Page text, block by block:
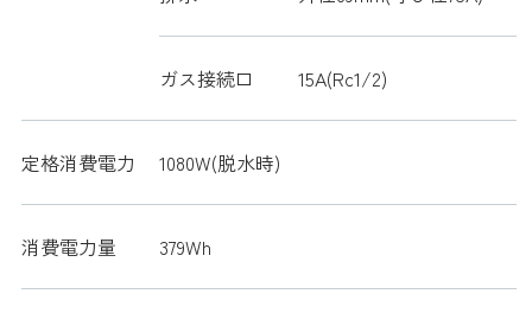
ガス接続口 15A(Rc1/2)
定格消費電力 1080W(脱水時)
消費電力量 379Wh